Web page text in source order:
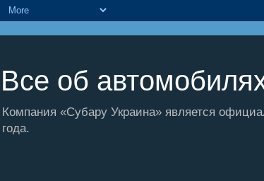
Все об
Компания «Субару Украина» является
года.